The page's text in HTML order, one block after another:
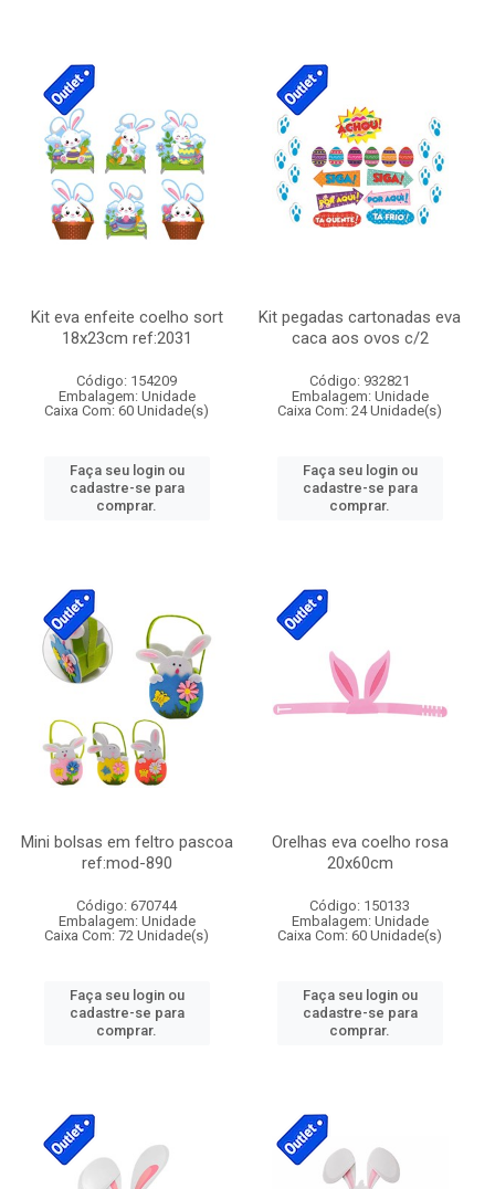
Kit eva enfeite coelho sort
18x23cm ref:2031
Código: 154209
Embalagem: Unidade
Caixa Com: 60 Unidade(s)
Faça seu login ou
cadastre-se para
comprar.
Kit pegadas cartonadas eva
caca aos ovos c/2
Código: 932821
Embalagem: Unidade
Caixa Com: 24 Unidade(s)
Faça seu login ou
cadastre-se para
comprar.
Mini bolsas em feltro pascoa
ref:mod-890
Código: 670744
Embalagem: Unidade
Caixa Com: 72 Unidade(s)
Faça seu login ou
cadastre-se para
comprar.
Orelhas eva coelho rosa
20x60cm
Código: 150133
Embalagem: Unidade
Caixa Com: 60 Unidade(s)
Faça seu login ou
cadastre-se para
comprar.